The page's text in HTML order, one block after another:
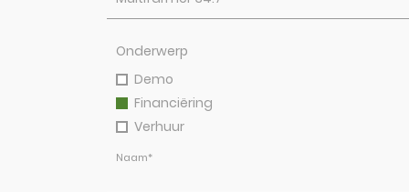
Onderwerp
Demo
Financiëring
Verhuur
Naam*